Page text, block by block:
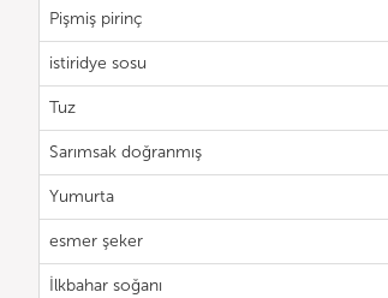
Pişmiş pirinç
istiridye sosu
Tuz
Sarımsak doğranmış
Yumurta
esmer şeker
İlkbahar soğanı